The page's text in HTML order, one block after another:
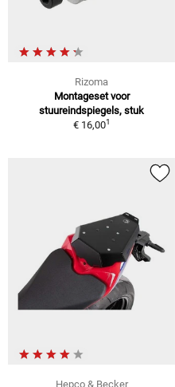
Rizoma
Montageset voor
stuureindspiegels, stuk
€ 16,001
Hepco & Becker